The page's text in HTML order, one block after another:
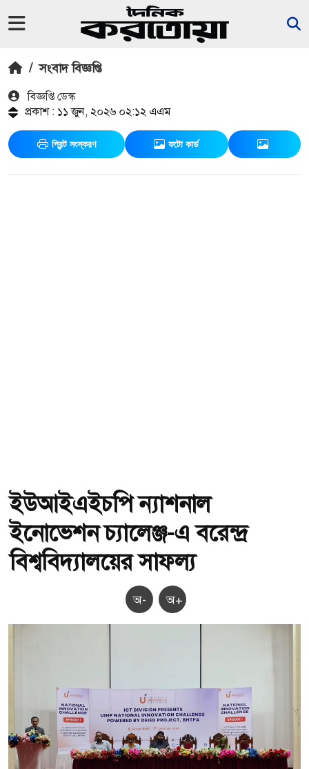
/ সংবাদ বিজ্ঞপ্তি
বিজ্ঞপ্তি ডেস্ক
প্রকাশ : ১১ জুন, ২০২৬ ০২:১২ এএম
প্রিন্ট সংস্করণ ফটো কার্ড
ইউআইএইচপি ন্যাশনাল
ইনোভেশন চ্যালেঞ্জ-এ বরেন্দ্র
বিশ্ববিদ্যালয়ের সাফল্য
অ- অ+